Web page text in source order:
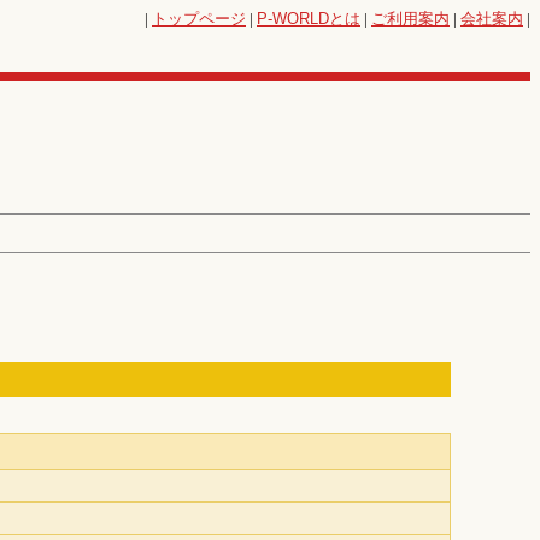
| トップページ | P-WORLDとは | ご利用案内 | 会社案内 |